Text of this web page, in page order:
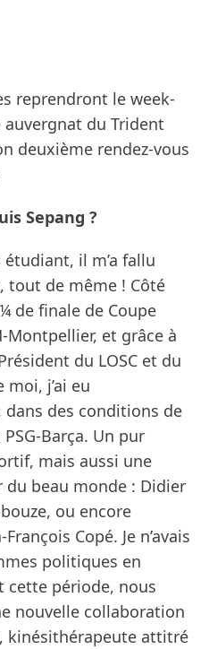
reprendront le week-
du Trident
deuxième rendez-vous
Sepang ?
il m’a fallu
tout de même ! Côté
de finale de Coupe
Montpellier, et grâce à
du LOSC et du
moi, j’ai eu
dans des conditions de
Barça. Un pur
mais aussi une
beau monde : Didier
ou encore
Copé. Je n’avais
politiques en
cette période, nous
nouvelle collaboration
kinésithérapeute attitré